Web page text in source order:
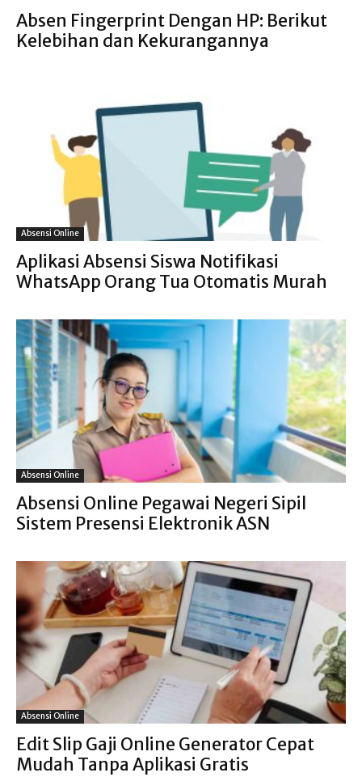
Absen Fingerprint Dengan HP: Berikut
Kelebihan dan Kekurangannya
Absensi Online
Aplikasi Absensi Siswa Notifikasi
WhatsApp Orang Tua Otomatis Murah
Absensi Online
Absensi Online Pegawai Negeri Sipil
Sistem Presensi Elektronik ASN
Absensi Online
Edit Slip Gaji Online Generator Cepat
Mudah Tanpa Aplikasi Gratis